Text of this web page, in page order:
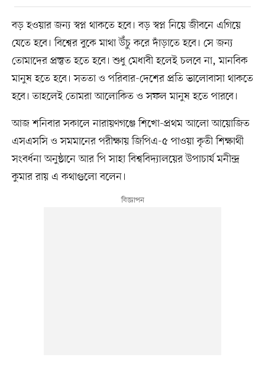
বড় হওয়ার জন্য স্বপ্ন থাকতে হবে। বড় স্বপ্ন নিয়ে জীবনে এগিয়ে
যেতে হবে। বিশ্বের বুকে মাথা উঁচু করে দাঁড়াতে হবে। সে জন্য
তোমাদের প্রস্তুত হতে হবে। শুধু মেধাবী হলেই চলবে না, মানবিক
মানুষ হতে হবে। সততা ও পরিবার-দেশের প্রতি ভালোবাসা থাকতে
হবে। তাহলেই তোমরা আলোকিত ও সফল মানুষ হতে পারবে।
আজ শনিবার সকালে নারায়ণগঞ্জে শিখো-প্রথম আলো আয়োজিত
এসএসসি ও সমমানের পরীক্ষায় জিপিএ-৫ পাওয়া কৃতী শিক্ষার্থী
সংবর্ধনা অনুষ্ঠানে আর পি সাহা বিশ্ববিদ্যালয়ের উপাচার্য মনীন্দ্র
কুমার রায় এ কথাগুলো বলেন।